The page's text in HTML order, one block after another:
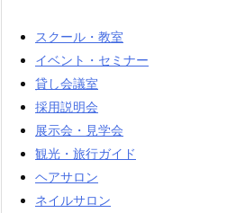
スクール・教室
イベント・セミナー
貸し会議室
採用説明会
展示会・見学会
観光・旅行ガイド
ヘアサロン
ネイルサロン